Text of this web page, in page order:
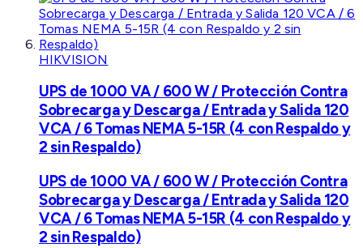
HIKVISION
UPS de 1000 VA / 600 W / Protección Contra
Sobrecarga y Descarga / Entrada y Salida 120
VCA / 6 Tomas NEMA 5-15R (4 con Respaldo y
2 sin Respaldo)
UPS de 1000 VA / 600 W / Protección Contra
Sobrecarga y Descarga / Entrada y Salida 120
VCA / 6 Tomas NEMA 5-15R (4 con Respaldo y
2 sin Respaldo)